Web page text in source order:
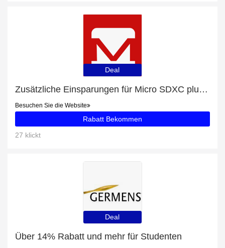
Deal
Zusätzliche Einsparungen für Micro SDXC plus zusätzliche 88-Angebote
Besuchen Sie die Website
Rabatt Bekommen
27 klickt
Deal
Über 14% Rabatt und mehr für Studenten